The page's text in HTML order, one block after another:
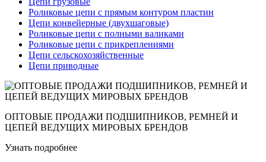
Роликовые цепи с прямым контуром пластин
Цепи конвейерные (двухшаговые)
Роликовые цепи с полными валиками
Роликовые цепи с прикреплениями
Цепи сельскохозяйственные
Цепи приводные
ОПТОВЫЕ ПРОДАЖИ ПОДШИПНИКОВ, РЕМНЕЙ И
ЦЕПЕЙ ВЕДУЩИХ МИРОВЫХ БРЕНДОВ
Узнать подробнее